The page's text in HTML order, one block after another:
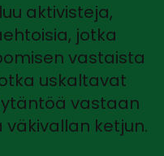
aktivisteja,
jotka
vastaista
uskaltavat
vastaan
ketjun.